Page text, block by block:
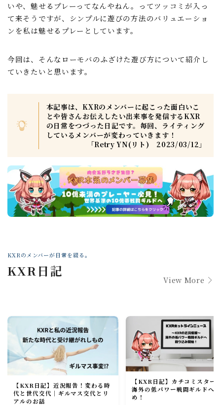
おすすめ情報
ポイ活
魔獣討伐会紹介掲示板
プライバシーポリシー
Webマーケティング探偵事務所
いや、魅せるプレーってなんやねん。ってツッコミが入っ
て来そうですが、シンプルに遊びの方法のバリュエーショ
ンを私は魅せるプレーとしています。
今回は、そんなローモバのふざけた遊び方について紹介し
ていきたいと思います。
本記事は、KXRのメンバーに起こった面白いこ
とや皆さんお伝えしたい出来事を発信するKXR
の日常をつづった日記です。毎回、ライティング
しているメンバーが変わっていきます！
「Retry YN(リト) 2023/03/12」
KXRのメンバーが日常を綴る。
KXR日記
View More
【KXR日記】近況報告！変わる時
代と世代交代｜ギルマス交代とリ
アルのお話
【KXR日記】カチコミスター
海外の低パワー戦闘ギルドへ挑
め！